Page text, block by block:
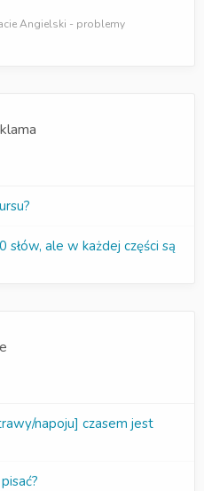
Angielski - problemy
słów, ale w każdej części są
napoju] czasem jest